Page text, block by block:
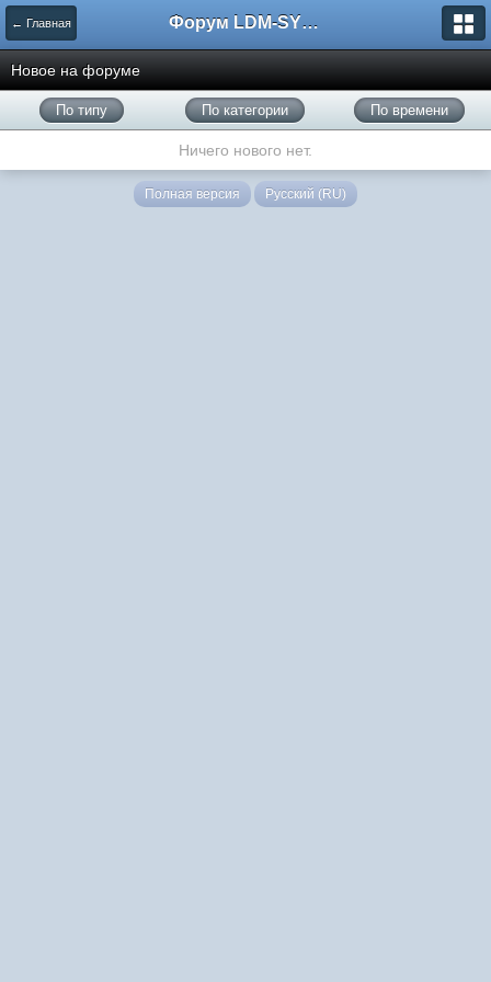
← Главная Форум LDM-SYSTEMS
Новое на форуме
По типу По категории По времени
Ничего нового нет.
Полная версия Русский (RU)